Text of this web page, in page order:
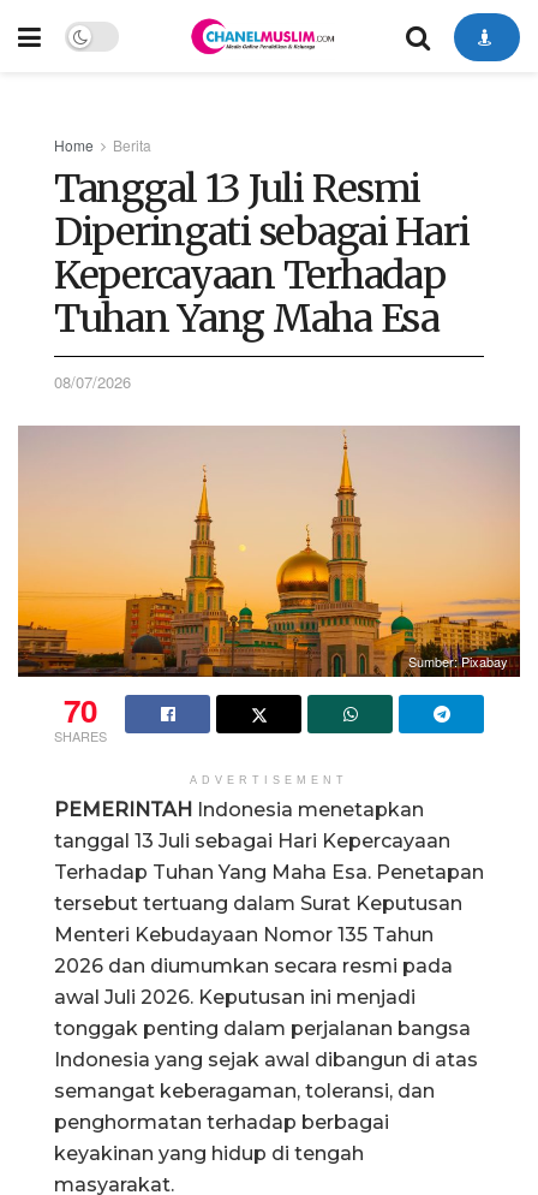
Home Berita
Tanggal 13 Juli Resmi
Diperingati sebagai Hari
Kepercayaan Terhadap
Tuhan Yang Maha Esa
08/07/2026
Sumber: Pixabay
70
SHARES
ADVERTISEMENT
PEMERINTAH Indonesia menetapkan
tanggal 13 Juli sebagai Hari Kepercayaan
Terhadap Tuhan Yang Maha Esa. Penetapan
tersebut tertuang dalam Surat Keputusan
Menteri Kebudayaan Nomor 135 Tahun
2026 dan diumumkan secara resmi pada
awal Juli 2026. Keputusan ini menjadi
tonggak penting dalam perjalanan bangsa
Indonesia yang sejak awal dibangun di atas
semangat keberagaman, toleransi, dan
penghormatan terhadap berbagai
keyakinan yang hidup di tengah
masyarakat.